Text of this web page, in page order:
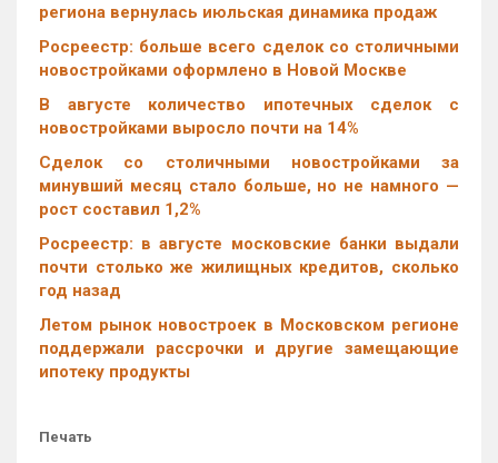
региона вернулась июльская динамика продаж
Росреестр: больше всего сделок со столичными
новостройками оформлено в Новой Москве
В августе количество ипотечных сделок с
новостройками выросло почти на 14%
Cделок со столичными новостройками за
минувший месяц стало больше, но не намного —
рост составил 1,2%
Росреестр: в августе московские банки выдали
почти столько же жилищных кредитов, сколько
год назад
Летом рынок новостроек в Московском регионе
поддержали рассрочки и другие замещающие
ипотеку продукты
Печать